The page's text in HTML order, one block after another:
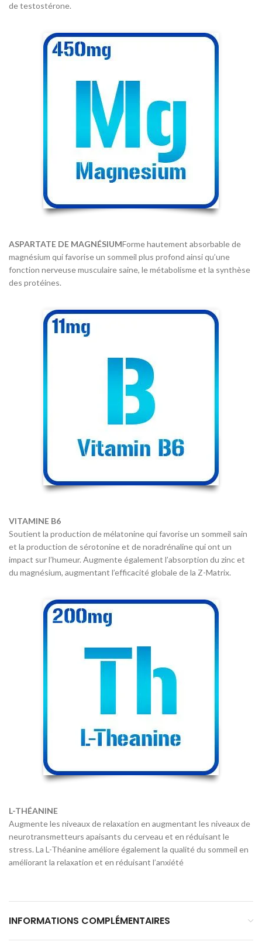
de testostérone.
ASPARTATE DE MAGNÉSIUMForme hautement absorbable de
magnésium qui favorise un sommeil plus profond ainsi qu’une
fonction nerveuse musculaire saine, le métabolisme et la synthèse
des protéines.
VITAMINE B6
Soutient la production de mélatonine qui favorise un sommeil sain
et la production de sérotonine et de noradrénaline qui ont un
impact sur l’humeur. Augmente également l’absorption du zinc et
du magnésium, augmentant l’efficacité globale de la Z-Matrix.
L-THÉANINE
Augmente les niveaux de relaxation en augmentant les niveaux de
neurotransmetteurs apaisants du cerveau et en réduisant le
stress. La L-Théanine améliore également la qualité du sommeil en
améliorant la relaxation et en réduisant l’anxiété
INFORMATIONS COMPLÉMENTAIRES